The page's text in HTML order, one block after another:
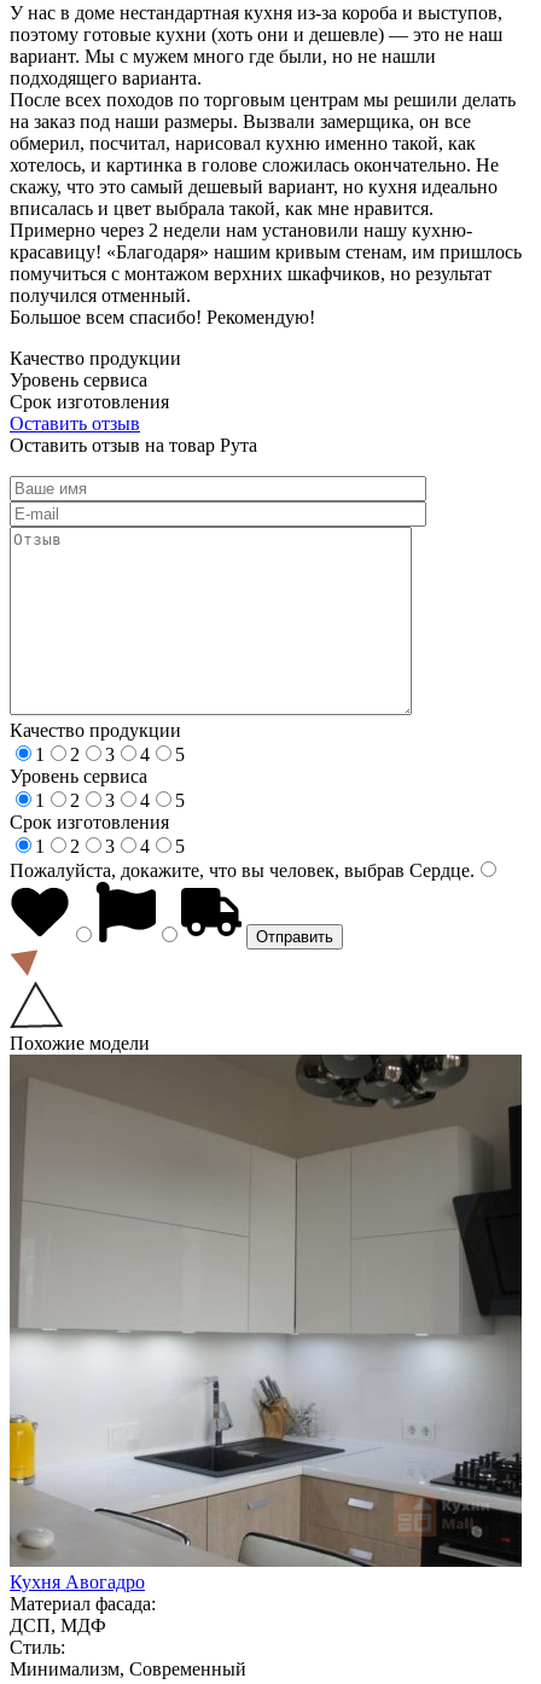
У нас в доме нестандартная кухня из-за короба и выступов,
поэтому готовые кухни (хоть они и дешевле) — это не наш
вариант. Мы с мужем много где были, но не нашли
подходящего варианта.
После всех походов по торговым центрам мы решили делать
на заказ под наши размеры. Вызвали замерщика, он все
обмерил, посчитал, нарисовал кухню именно такой, как
хотелось, и картинка в голове сложилась окончательно. Не
скажу, что это самый дешевый вариант, но кухня идеально
вписалась и цвет выбрала такой, как мне нравится.
Примерно через 2 недели нам установили нашу кухню-
красавицу! «Благодаря» нашим кривым стенам, им пришлось
помучиться с монтажом верхних шкафчиков, но результат
получился отменный.
Большое всем спасибо! Рекомендую!
Качество продукции
Уровень сервиса
Срок изготовления
Оставить отзыв
Оставить отзыв на товар Рута
Качество продукции
1
2 3 4
5
Уровень сервиса
1
2 3 4
5
Срок изготовления
1
2 3 4
5
Пожалуйста, докажите, что вы человек, выбрав Сердце.
Похожие модели
Кухня Авогадро
Материал фасада:
ДСП, МДФ
Стиль:
Минимализм, Современный